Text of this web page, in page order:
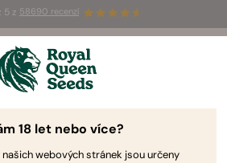
5 z 58690 recenzí
Sales: Až 50% slevy
produkty! ⏤
A Proč Jsou
18 let nebo více?
webových stránek jsou určeny